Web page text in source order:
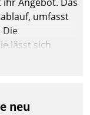
umfasst
Die
lässt sich
Freiraum
neu